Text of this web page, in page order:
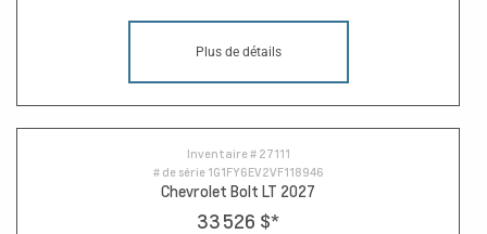
Plus de détails
Inventaire # 27111
# de série 1G1FY6EV2VF118946
Chevrolet Bolt LT 2027
33 526 $*